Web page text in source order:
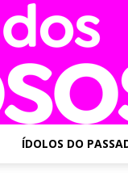
ÍDOLOS DO